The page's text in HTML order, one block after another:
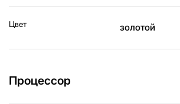
Цвет золотой
Процессор